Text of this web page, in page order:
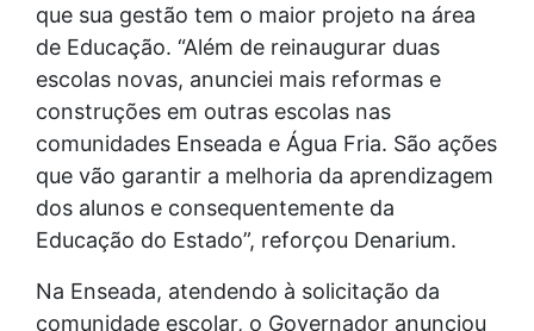
que sua gestão tem o maior projeto na área
de Educação. “Além de reinaugurar duas
escolas novas, anunciei mais reformas e
construções em outras escolas nas
comunidades Enseada e Água Fria. São ações
que vão garantir a melhoria da aprendizagem
dos alunos e consequentemente da
Educação do Estado”, reforçou Denarium.
Na Enseada, atendendo à solicitação da
comunidade escolar, o Governador anunciou